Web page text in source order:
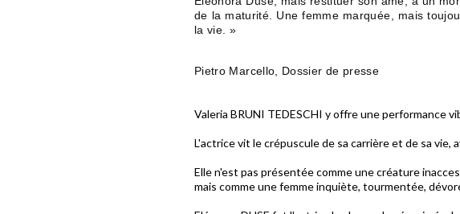
de la maturité. Une femme marquée, mais
la vie. »
Pietro Marcello, Dossier de presse
Valeria BRUNI TEDESCHI y offre une performance
L'actrice vit le crépuscule de sa carrière et de sa
Elle n'est pas présentée comme une créature
mais comme une femme inquiète, tourmentée,